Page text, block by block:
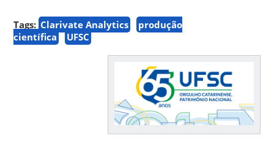
Tags: Clarivate Analytics
produção
científica
UFSC